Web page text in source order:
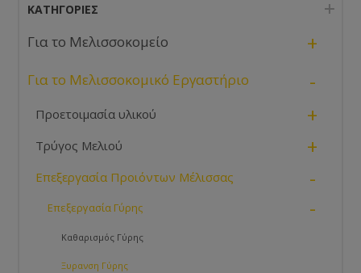
περιβάλλοντος εργασίας του μηχανήματος.
ΚΑΤΗΓΟΡΊΕΣ
Για το Μελισσοκομείο +
Για το Μελισσοκομικό Εργαστήριο -
Προετοιμασία υλικού +
Τρύγος Μελιού +
Επεξεργασία Προιόντων Μέλισσας -
Επεξεργασία Γύρης -
Καθαρισμός Γύρης
Ξυρανση Γύρης